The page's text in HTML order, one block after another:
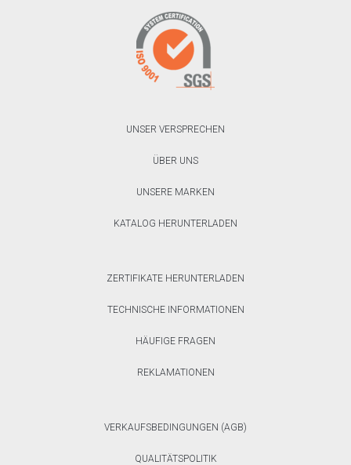
UNSER VERSPRECHEN
ÜBER UNS
UNSERE MARKEN
KATALOG HERUNTERLADEN
ZERTIFIKATE HERUNTERLADEN
TECHNISCHE INFORMATIONEN
HÄUFIGE FRAGEN
REKLAMATIONEN
VERKAUFSBEDINGUNGEN (AGB)
QUALITÄTSPOLITIK